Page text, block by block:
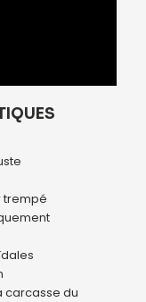
trempé
carcasse du